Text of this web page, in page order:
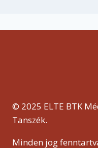
© 2025 ELTE BTK
Tanszék.
Minden jog